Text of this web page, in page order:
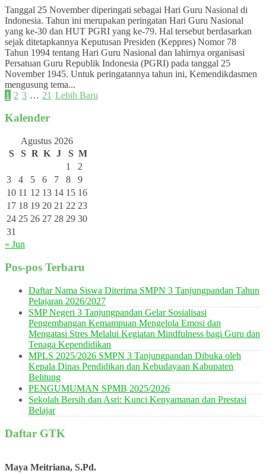
Tanggal 25 November diperingati sebagai Hari Guru Nasional di
Indonesia. Tahun ini merupakan peringatan Hari Guru Nasional
yang ke-30 dan HUT PGRI yang ke-79. Hal tersebut berdasarkan
sejak ditetapkannya Keputusan Presiden (Keppres) Nomor 78
Tahun 1994 tentang Hari Guru Nasional dan lahirnya organisasi
Persatuan Guru Republik Indonesia (PGRI) pada tanggal 25
November 1945. Untuk peringatannya tahun ini, Kemendikdasmen
mengusung tema...
1 2 3 … 21 Lebih Baru
Kalender
Agustus 2026
S
S R K J S M
1
2
3
4 5 6 7 8
9
10 11 12 13 14 15 16
17 18 19 20 21 22 23
24 25 26 27 28 29 30
31
« Jun
Pos-pos Terbaru
Daftar Nama Siswa Diterima SMPN 3 Tanjungpandan Tahun
Pelajaran 2026/2027
SMP Negeri 3 Tanjungpandan Gelar Sosialisasi
Pengembangan Kemampuan Mengelola Emosi dan
Mengatasi Stres Melalui Kegiatan Mindfulness bagi Guru dan
Tenaga Kependidikan
MPLS 2025/2026 SMPN 3 Tanjungpandan Dibuka oleh
Kepala Dinas Pendidikan dan Kebudayaan Kabupaten
Belitung
PENGUMUMAN SPMB 2025/2026
Sekolah Bersih dan Asri: Kunci Kenyamanan dan Prestasi
Belajar
Daftar GTK
Maya Meitriana, S.Pd.